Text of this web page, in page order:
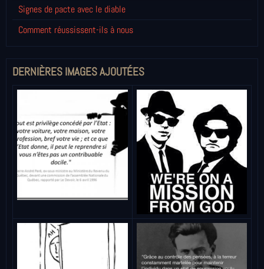
Signes de pacte avec le diable
Comment réussissent-ils à nous
DERNIÈRES IMAGES AJOUTÉES